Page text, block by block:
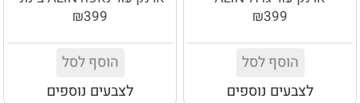
₪399
הוסף לסל
לצבעים נוספים
₪399
הוסף לסל
לצבעים נוספים